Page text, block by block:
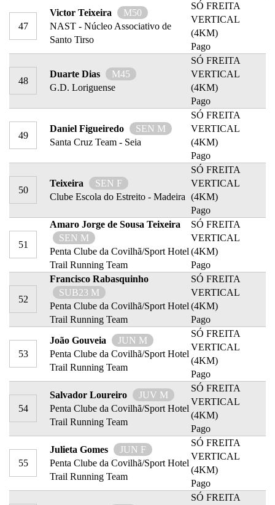
47
Victor Teixeira
M50
NAST - Núcleo Associativo de
Santo Tirso
SÓ FREITA
VERTICAL
(4KM)
Pago
48
Duarte Dias
M45
G.D. Loriguense
SÓ FREITA
VERTICAL
(4KM)
Pago
49
Daniel Figueiredo
SEN M
Santa Cruz Team - Seia
SÓ FREITA
VERTICAL
(4KM)
Pago
50
Teixeira
SEN F
Clube Escola do Estreito - Madeira
SÓ FREITA
VERTICAL
(4KM)
Pago
51
Amaro Jorge de Sousa Teixeira
SEN M
Penta Clube da Covilhã/Sport Hotel
Trail Running Team
SÓ FREITA
VERTICAL
(4KM)
Pago
52
Francisco Rabasquinho
SUB23 M
Penta Clube da Covilhã/Sport Hotel
Trail Running Team
SÓ FREITA
VERTICAL
(4KM)
Pago
53
João Gouveia
JUN M
Penta Clube da Covilhã/Sport Hotel
Trail Running Team
SÓ FREITA
VERTICAL
(4KM)
Pago
54
Salvador Loureiro
JUV M
Penta Clube da Covilhã/Sport Hotel
Trail Running Team
SÓ FREITA
VERTICAL
(4KM)
Pago
55
Julieta Gomes
JUN F
Penta Clube da Covilhã/Sport Hotel
Trail Running Team
SÓ FREITA
VERTICAL
(4KM)
Pago
SÓ FREITA